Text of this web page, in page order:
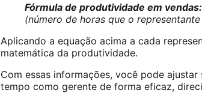
Fórmula de produtividade em vendas:
(número de horas que o
Aplicando a equação acima a cada
matemática da produtividade.
Com essas informações, você pode
tempo como gerente de forma eficaz,